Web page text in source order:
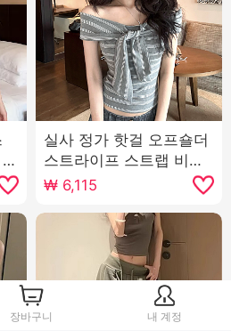
실사 정가 핫걸 오프숄더
스트라이프 스트랩 비틀
림 민소매 조끼 여성 몸매
가꾸기 슬림해 보이는 쇼
트 스타일 티셔츠 맨위
₩ 6,115
장바구니 내 계정